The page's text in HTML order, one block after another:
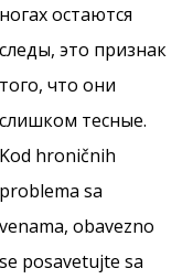
ногах остаются
следы, это признак
того, что они
слишком тесные.
Kod hroničnih
problema sa
venama, obavezno
se posavetujte sa